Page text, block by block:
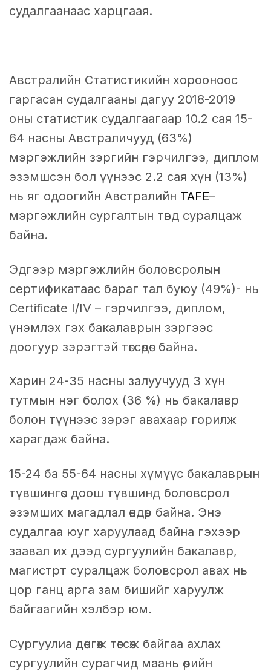
судалгаанаас харцгаая.
Австралийн Статистикийн хорооноос
гаргасан судалгааны дагуу 2018-2019
оны статистик судалгаагаар 10.2 сая 15-
64 насны Австраличууд (63%)
мэргэжлийн зэргийн гэрчилгээ, диплом
эзэмшсэн бол үүнээс 2.2 сая хүн (13%)
нь яг одоогийн Австралийн TAFE–
мэргэжлийн сургалтын төвд суралцаж
байна.
Эдгээр мэргэжлийн боловсролын
сертификатаас бараг тал буюу (49%)- нь
Certificate I/IV – гэрчилгээ, диплом,
үнэмлэх гэх бакалаврын зэргээс
доогуур зэрэгтэй төгсөдөг байна.
Харин 24-35 насны залуучууд 3 хүн
тутмын нэг болох (36 %) нь бакалавр
болон түүнээс зэрэг авахаар горилж
харагдаж байна.
15-24 ба 55-64 насны хүмүүс бакалаврын
түвшингөөс доош түвшинд боловсрол
эзэмших магадлал өндөр байна. Энэ
судалгаа юуг харуулаад байна гэхээр
заавал их дээд сургуулийн бакалавр,
магистрт суралцаж боловсрол авах нь
цор ганц арга зам бишийг харуулж
байгаагийн хэлбэр юм.
Сургуулиа дөнгөж төгсөж байгаа ахлах
сургуулийн сурагчид маань өөрийн